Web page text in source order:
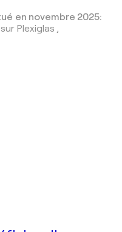
en novembre 2025:
Plexiglas ,